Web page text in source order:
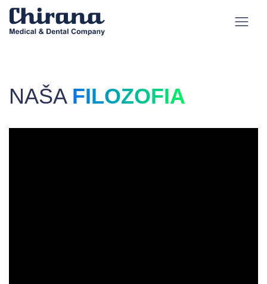
NAŠA FILOZOFIA